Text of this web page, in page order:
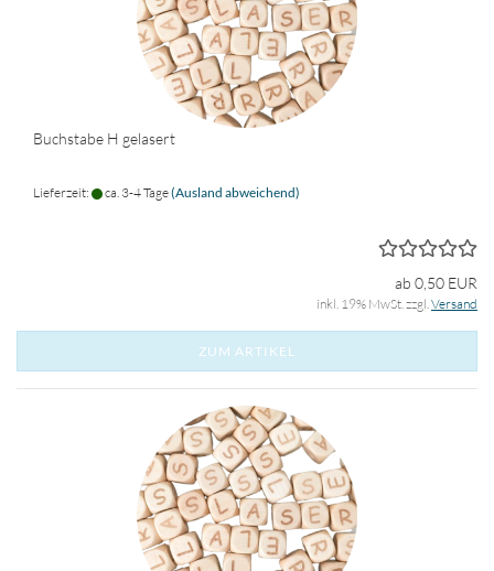
Buchstabe H gelasert
Lieferzeit: ca. 3-4 Tage(Ausland abweichend)
ab 0,50 EUR
inkl. 19% MwSt. zzgl.Versand
ZUM ARTIKEL